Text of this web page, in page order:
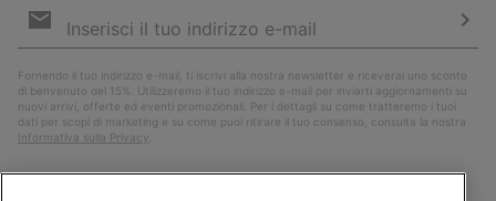
e-
Fornendo il tuo indirizzo e-mail, ti iscrivi alla nostra newsletter e riceverai uno sconto
di benvenuto del 15%. Utilizzeremo il tuo indirizzo e-mail per inviarti aggiornamenti su
nuovi arrivi, offerte ed eventi promozionali. Per i dettagli su come tratteremo i tuoi
dati per scopi di marketing e su come puoi ritirare il tuo consenso, consulta la nostra
Informativa sulla Privacy